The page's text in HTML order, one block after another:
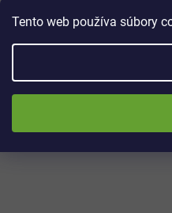
Tento web používa súbory